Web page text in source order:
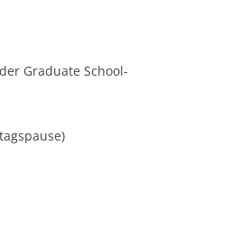
Graduate School-